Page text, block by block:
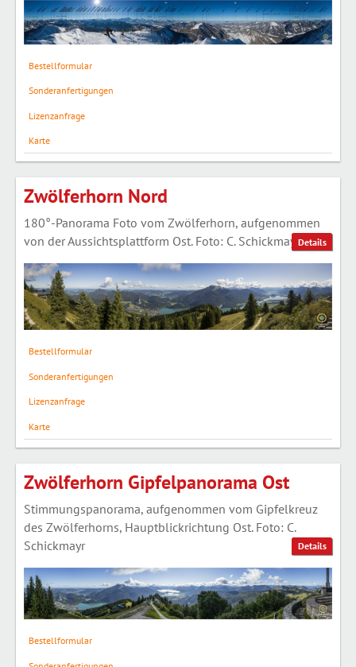
Bestellformular
Sonderanfertigungen
Lizenzanfrage
Karte
Details
Zwölferhorn Nord
180°-Panorama Foto vom Zwölferhorn, aufgenommen
von der Aussichtsplattform Ost. Foto: C. Schickmayr
Bestellformular
Sonderanfertigungen
Lizenzanfrage
Karte
Details
Zwölferhorn Gipfelpanorama Ost
Stimmungspanorama, aufgenommen vom Gipfelkreuz
des Zwölferhorns, Hauptblickrichtung Ost. Foto: C.
Schickmayr
Bestellformular